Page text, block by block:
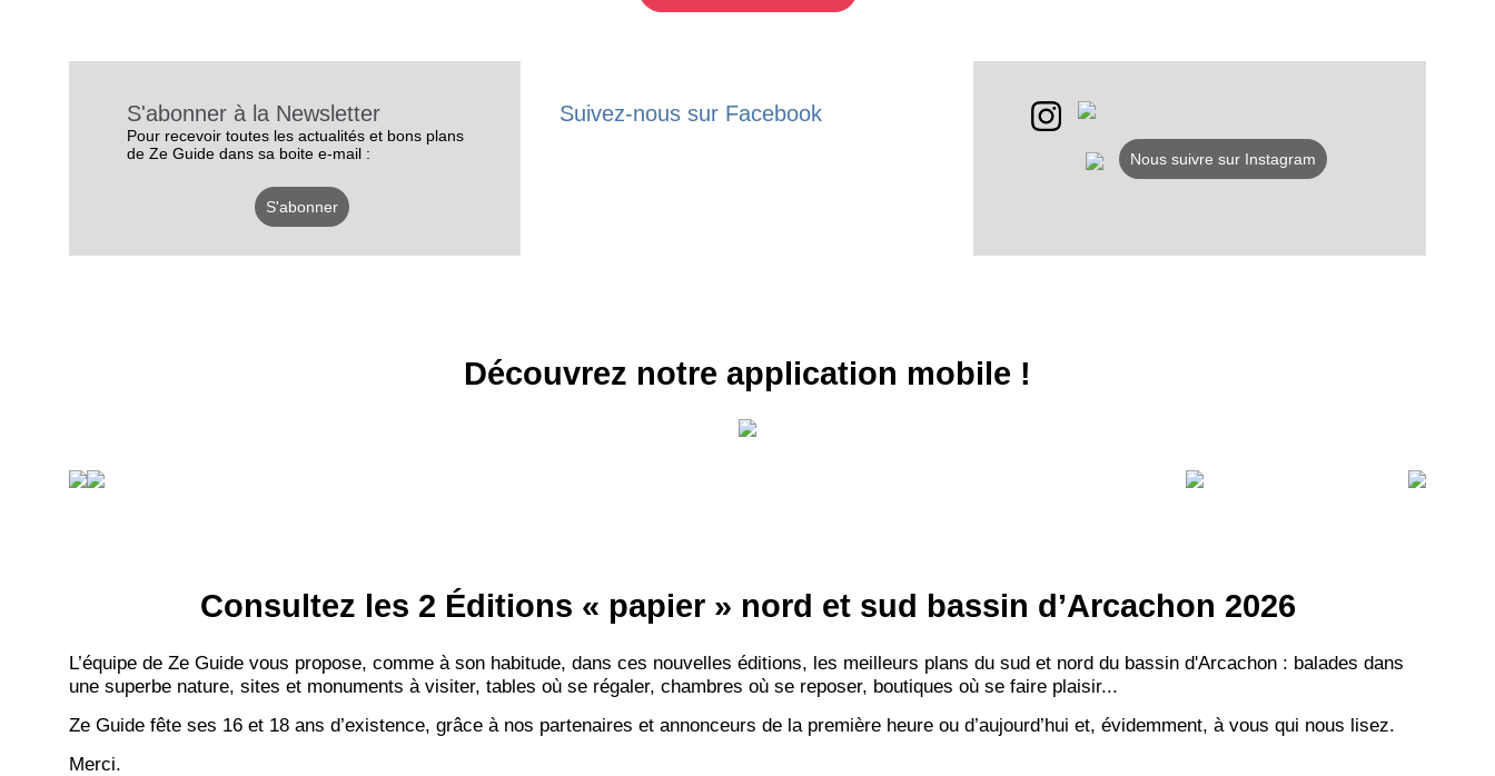
RECEVEZ
S'abonner à la Newsletter
Pour recevoir toutes les actualités et bons plans
de Ze Guide dans sa boite e-mail :
S'abonner
Suivez-nous sur Facebook
Nous suivre sur Instagram
Découvrez notre application mobile !
Consultez les 2 Éditions « papier » nord et sud bassin d’Arcachon 2026
L’équipe de Ze Guide vous propose, comme à son habitude, dans ces nouvelles éditions, les meilleurs plans du sud et nord du bassin d'Arcachon : balades dans
une superbe nature, sites et monuments à visiter, tables où se régaler, chambres où se reposer, boutiques où se faire plaisir...
Ze Guide fête ses 16 et 18 ans d’existence, grâce à nos partenaires et annonceurs de la première heure ou d’aujourd’hui et, évidemment, à vous qui nous lisez.
Merci.